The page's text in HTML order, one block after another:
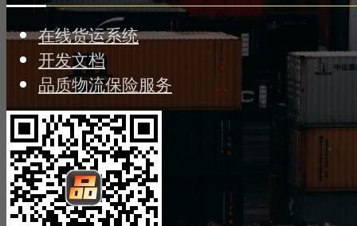
在线货运系统
开发文档
品质物流保险服务